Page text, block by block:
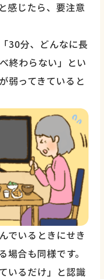
感じたら、要注意
30分、どんなに長
終わらない」とい
弱ってきていると
でいるときにせき
場合も同様です。
いるだけ」と認識